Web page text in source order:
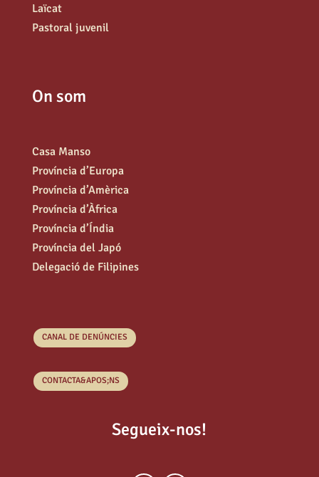
Laïcat
Pastoral juvenil
On som
Casa Manso
Província d’Europa
Província d’Amèrica
Província d’Àfrica
Província d’Índia
Província del Japó
Delegació de Filipines
CANAL DE DENÚNCIES
CONTACTA&APOS;NS
Segueix-nos!